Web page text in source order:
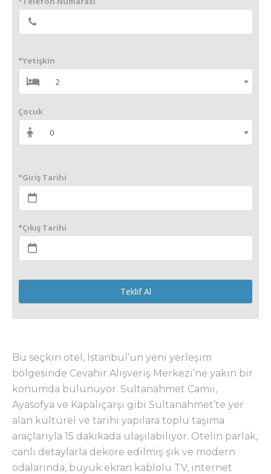
*Yetişkin
2
Çocuk
0
*Giriş Tarihi
*Çıkış Tarihi
Teklif Al
Bu seçkin otel, İstanbul’un yeni yerleşim
bölgesinde Cevahir Alışveriş Merkezi’ne yakın bir
konumda bulunuyor. Sultanahmet Camii,
Ayasofya ve Kapalıçarşı gibi Sultanahmet’te yer
alan kültürel ve tarihi yapılara toplu taşıma
araçlarıyla 15 dakikada ulaşılabiliyor. Otelin parlak,
canlı detaylarla dekore edilmiş şık ve modern
odalarında, büyük ekran kablolu TV, internet